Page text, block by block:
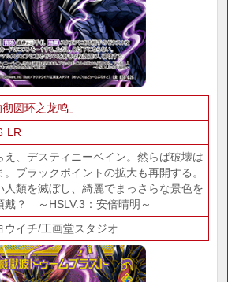
圆环之龙鸣」
LR
え、デスティニーベイン。然らば破壊は
。ブラックポイントの拡大も再開する。
人類を滅ぼし、綺麗でまっさらな景色を
戴？ ～HSLV.3：安倍晴明～
ウイチ/工画堂スタジオ